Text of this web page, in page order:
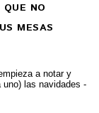
QUE NO
MESAS
a notar y
las navidades -